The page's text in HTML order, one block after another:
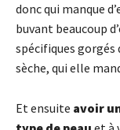
donc qui manque
buvant beaucoup
spécifiques gorgés
sèche, qui elle
Et ensuite avoir